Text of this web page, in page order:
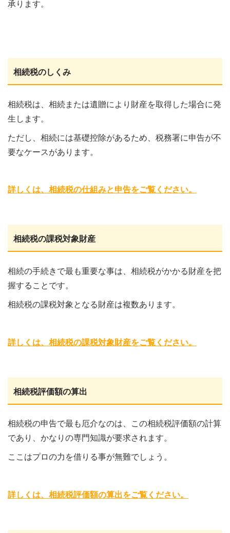
承ります。
相続税のしくみ
相続税は、相続または遺贈により財産を取得した場合に発
生します。
ただし、相続には基礎控除があるため、税務署に申告が不
要なケースがあります。
詳しくは、相続税の仕組みと申告をご覧ください。
相続税の課税対象財産
相続の手続きで最も重要な事は、相続税がかかる財産を把
握することです。
相続税の課税対象となる財産は複数あります。
詳しくは、相続税の課税対象財産をご覧ください。
相続税評価額の算出
相続税の申告で最も厄介なのは、この相続税評価額の計算
であり、かなりの専門知識が要求されます。
ここはプロの力を借りる事が無難でしょう。
詳しくは、相続税評価額の算出をご覧ください。